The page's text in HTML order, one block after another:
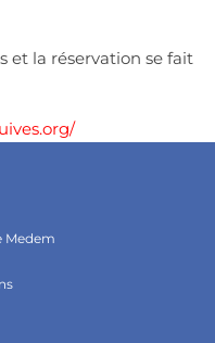
et la réservation se fait
Medem